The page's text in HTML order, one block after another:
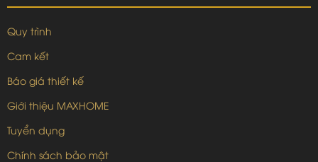
Quy trình
Cam kết
Báo giá thiết kế
Giới thiệu MAXHOME
Tuyển dụng
Chính sách bảo mật